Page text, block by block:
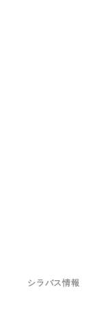
シラバス情報